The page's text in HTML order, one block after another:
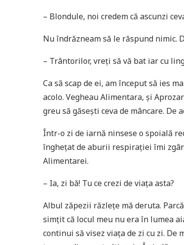
– Blondule, noi credem că ascunzi
Nu îndrăzneam să le răspund nimic.
– Trântorilor, vreți să vă bat iar cu
Ca să scap de ei, am început să ies
acolo. Vegheau Alimentara, și
greu să găsești ceva de mâncare. De
Într-o zi de iarnă ninsese o spoială
înghețat de aburii respirației îmi
Alimentarei.
– Ia, zi bă! Tu ce crezi de viața asta?
Albul zăpezii răzlețe mă deruta.
simțit că locul meu nu era în lumea
continui să visez viața de zi cu zi. De